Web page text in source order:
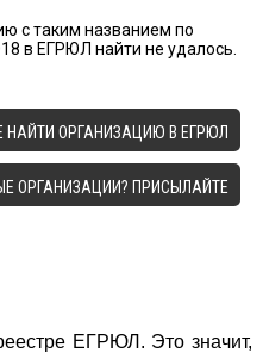
с таким названием по
в ЕГРЮЛ найти не удалось.
НАЙТИ ОРГАНИЗАЦИЮ В ЕГРЮЛ
ОРГАНИЗАЦИИ? ПРИСЫЛАЙТЕ
ЕГРЮЛ. Это значит,